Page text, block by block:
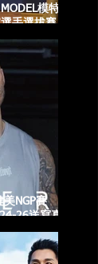
模特
手選拔賽
NGP賽
26送寫真